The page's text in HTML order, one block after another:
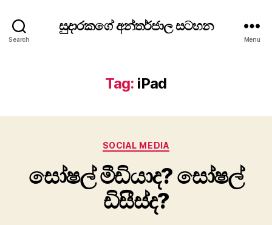
Search
සුදාරකගේ අන්තර්ජාල සටහන
Menu
Tag: iPad
Categories
SOCIAL MEDIA
සෝෂල් මීඩියාද? සෝෂල්
ඩිසීස්ද?